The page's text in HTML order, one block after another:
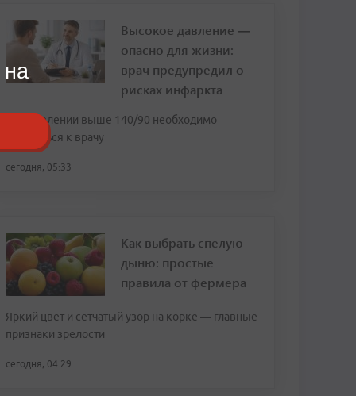
Высокое давление —
опасно для жизни:
врач предупредил о
рисках инфаркта
При давлении выше 140/90 необходимо
обратиться к врачу
сегодня, 05:33
Как выбрать спелую
дыню: простые
правила от фермера
Яркий цвет и сетчатый узор на корке — главные
признаки зрелости
сегодня, 04:29